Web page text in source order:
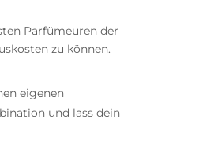
Parfümeuren der
zu können.
eigenen
und lass dein